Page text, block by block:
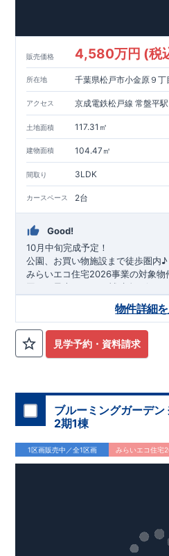
販売価格 4,580万円 (税
所在地 千葉県松戸市小金原９丁
アクセス 京成電鉄松戸線 常盤平
土地面積 117.31㎡
建物面積 104.47㎡
間取り 3LDK
カースペース 2台
Good!
10月中旬完成予定！
公園、お買い物施設まで徒歩圏内♪
みらいエコ住宅2026事業の対象物
国から最大75万円の補助金が得ら
​※補助金額より事務手数料として
数料が差し引かれます。
★周辺施設★
・貝の花小学校・・徒歩10分
・ 栗ケ沢中学校
・・徒歩4分
・セブンイレブン松戸小金原8丁目
・テラスモール松戸・・車5分
​★魅力的な間取り★
玄関吹抜 採用！吹抜からは
・広々土間収納・ファミリークロ
・リビングは折上天井で高さを出
オープンサニタリーirodori 採用
段差のないシームアンダーボウ
見学予約・資料請求
物件詳細
ブルーミングガーデン
2期1棟
1区画販売中／全1区画 みらいエコ住宅